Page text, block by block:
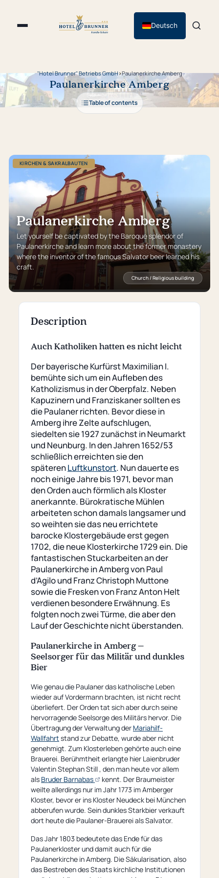
Deutsch
"Hotel Brunner" Betriebs GmbH›Paulanerkirche Amberg
Paulanerkirche Amberg
Table of contents
KIRCHEN & SAKRALBAUTEN
Paulanerkirche Amberg
Let yourself be captivated by the Baroque splendor of
Paulanerkirche and learn more about the former monastery
where the inventor of the famous Salvator beer learned his
craft.
Church / Religious building
Description
Auch Katholiken hatten es nicht leicht
Der bayerische Kurfürst Maximilian I.
bemühte sich um ein Aufleben des
Katholizismus in der Oberpfalz. Neben
Kapuzinern und Franziskaner sollten es
die Paulaner richten. Bevor diese in
Amberg ihre Zelte aufschlugen,
siedelten sie 1927 zunächst in Neumarkt
und Neunburg. In den Jahren 1652/53
schließlich erreichten sie den
späterenLuftkunstort. Nun dauerte es
noch einige Jahre bis 1971, bevor man
den Orden auch förmlich als Kloster
anerkannte. Bürokratische Mühlen
arbeiteten schon damals langsamer und
so weihten sie das neu errichtete
barocke Klostergebäude erst gegen
1702, die neue Klosterkirche 1729 ein. Die
fantastischen Stuckarbeiten an der
Paulanerkirche in Amberg von Paul
d’Agilo und Franz Christoph Muttone
sowie die Fresken von Franz Anton Helt
verdienen besondere Erwähnung. Es
folgten noch zwei Türme, die aber den
Lauf der Geschichte nicht überstanden.
Paulanerkirche in Amberg –
Seelsorger für das Militär und dunkles
Bier
Wie genau die Paulaner das katholische Leben
wieder auf Vordermann brachten, ist nicht recht
überliefert. Der Orden tat sich aber durch seine
hervorragende Seelsorge des Militärs hervor. Die
Übertragung der Verwaltung der Mariahilf-
Wallfahrtstand zur Debatte, wurde aber nicht
genehmigt. Zum Klosterleben gehörte auch eine
Brauerei. Berühmtheit erlangte hier Laienbruder
Valentin Stephan Still , den man heute vor allem
als Bruder Barnabas
(opens
an
external
page)
kennt. Der Braumeister
weilte allerdings nur im Jahr 1773 im Amberger
Kloster, bevor er ins Kloster Neudeck bei München
abberufen wurde. Sein dunkles Starkbier verkauft
dort heute die Paulaner-Brauerei als Salvator.
Das Jahr 1803 bedeutete das Ende für das
Paulanerkloster und damit auch für die
Paulanerkirche in Amberg. Die Säkularisation, also
das Bestreben des Staats kirchliche Institutionen